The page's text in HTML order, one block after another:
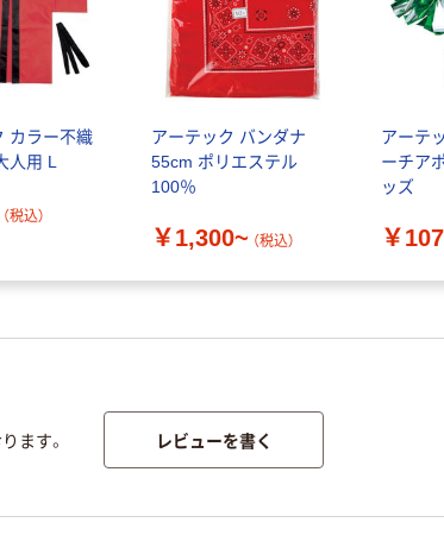
カラー不織
人用 L
（税込）
アーテック バンダナ
55cm ポリエステル
100％
￥1,300~ （税込）
アーテ
ーチア
ッズ
￥
ます。 レビューを書く